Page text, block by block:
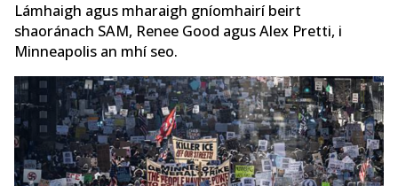
Lámhaigh agus mharaigh gníomhairí beirt
shaoránach SAM, Renee Good agus Alex Pretti, i
Minneapolis an mhí seo.